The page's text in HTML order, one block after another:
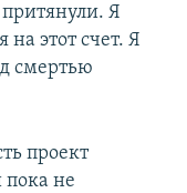
Я
этот счет. Я
смертью
проект
пока не